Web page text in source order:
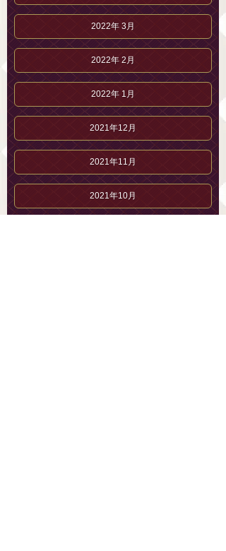
2022年 3月
2022年 2月
2022年 1月
2021年12月
2021年11月
2021年10月